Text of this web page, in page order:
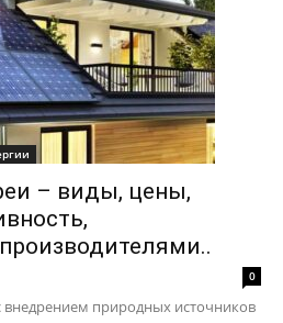
– виды, цены,
0
внедрением природных источников